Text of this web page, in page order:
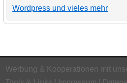
Wordpress und vieles mehr
Werbung & Kooperationen mit